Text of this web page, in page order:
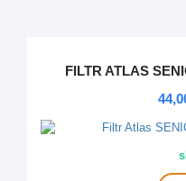
FILTR ATLAS